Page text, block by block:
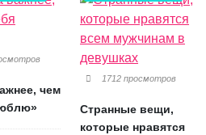
чем
ЛЮБВИ
1712 просмотров
Странные вещи,
которые нравятся